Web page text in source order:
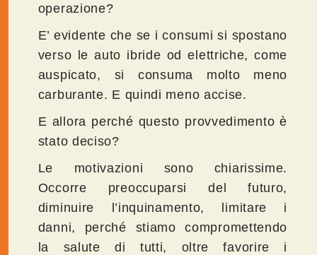
operazione?
E’ evidente che se i consumi si spostano
verso le auto ibride od elettriche, come
auspicato, si consuma molto meno
carburante. E quindi meno accise.
E allora perché questo provvedimento è
stato deciso?
Le motivazioni sono chiarissime.
Occorre preoccuparsi del futuro,
diminuire l’inquinamento, limitare i
danni, perché stiamo compromettendo
la salute di tutti, oltre favorire i